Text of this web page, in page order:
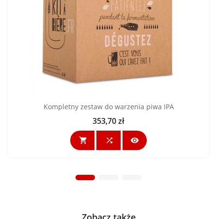
Kompletny zestaw do warzenia piwa IPA
Cena
353,70 zł
  